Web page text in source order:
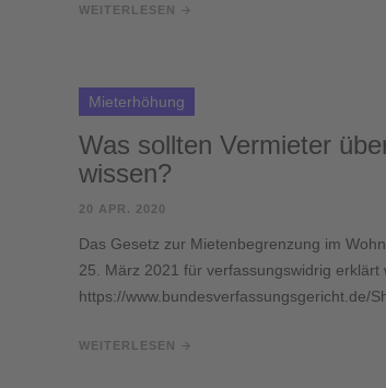
WEITERLESEN
Mieterhöhung
Was sollten Vermieter
wissen?
20 APR. 2020
Das Gesetz zur Mietenbegrenzung im
25. März 2021 für verfassungswidrig erklärt
https://www.bundesverfassungsgericht.de/
WEITERLESEN